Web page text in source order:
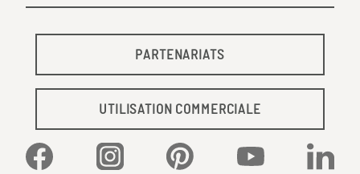
PARTENARIATS
UTILISATION COMMERCIALE
Facebook Instagram Pinterest YouTube